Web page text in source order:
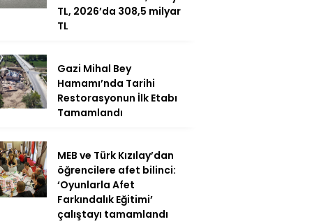
TL, 2026’da 308,5 milyar
TL
Gazi Mihal Bey
Hamamı’nda Tarihi
Restorasyonun İlk Etabı
Tamamlandı
MEB ve Türk Kızılay’dan
öğrencilere afet bilinci:
‘Oyunlarla Afet
Farkındalık Eğitimi’
çalıştayı tamamlandı